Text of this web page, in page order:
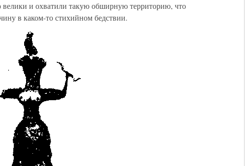
и охватили такую обширную территорию, что
в каком-то стихийном бедствии.